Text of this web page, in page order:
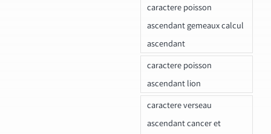
caractere poisson
ascendant gemeaux calcul
ascendant
caractere poisson
ascendant lion
caractere verseau
ascendant cancer et